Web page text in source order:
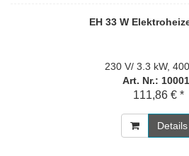
EH 33 W
230 V/ 3.3 kW,
Art. Nr.:
111,86 € *
Details